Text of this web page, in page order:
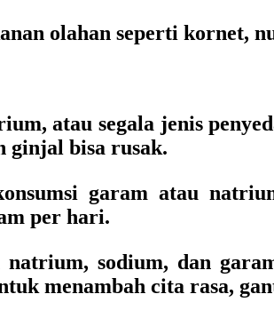
olahan seperti kornet,
atau segala jenis
ginjal bisa rusak.
garam atau
per hari.
sodium, dan
menambah cita rasa,